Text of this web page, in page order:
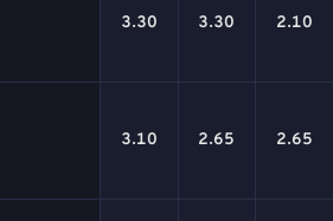
3.30 3.30 2.10
3.10 2.65 2.65